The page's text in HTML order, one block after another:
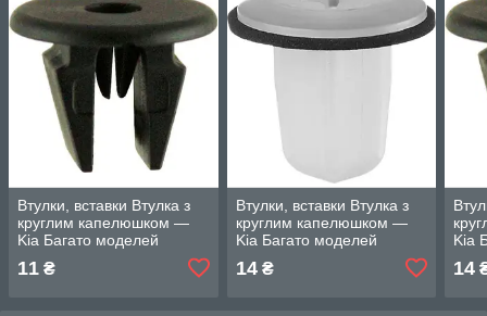
Втулки, вставки Втулка з
круглим капелюшком —
Kia Багато моделей
11 ₴
Втулки, вставки Втулка з
круглим капелюшком —
Kia Багато моделей
14₴
Kia
14